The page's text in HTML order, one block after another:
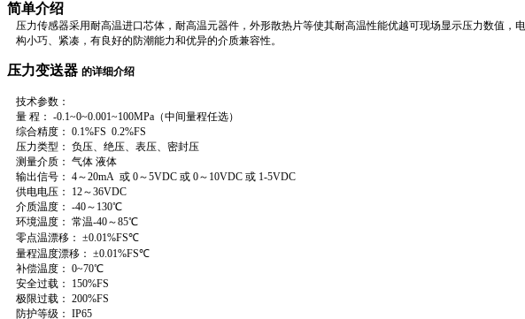
简单介绍
压力传感器采用耐高温进口芯体，耐高温元器件，外形散热片等使其耐高温性能优越可现场显示压力数值
构小巧、紧凑，有良好的防潮能力和优异的介质兼容性。
压力变送器 的详细介绍
技术参数：
量 程： -0.1~0~0.001~100MPa（中间量程任选）
综合精度： 0.1%FS 0.2%FS
压力类型： 负压、绝压、表压、密封压
测量介质： 气体 液体
输出信号： 4～20mA 或 0～5VDC 或 0～10VDC 或 1-5VDC
供电电压： 12～36VDC
介质温度： -40～130℃
环境温度： 常温-40～85℃
零点温漂移： ±0.01%FS℃
量程温度漂移： ±0.01%FS℃
补偿温度： 0~70℃
安全过载： 150%FS
极限过载： 200%FS
防护等级： IP65